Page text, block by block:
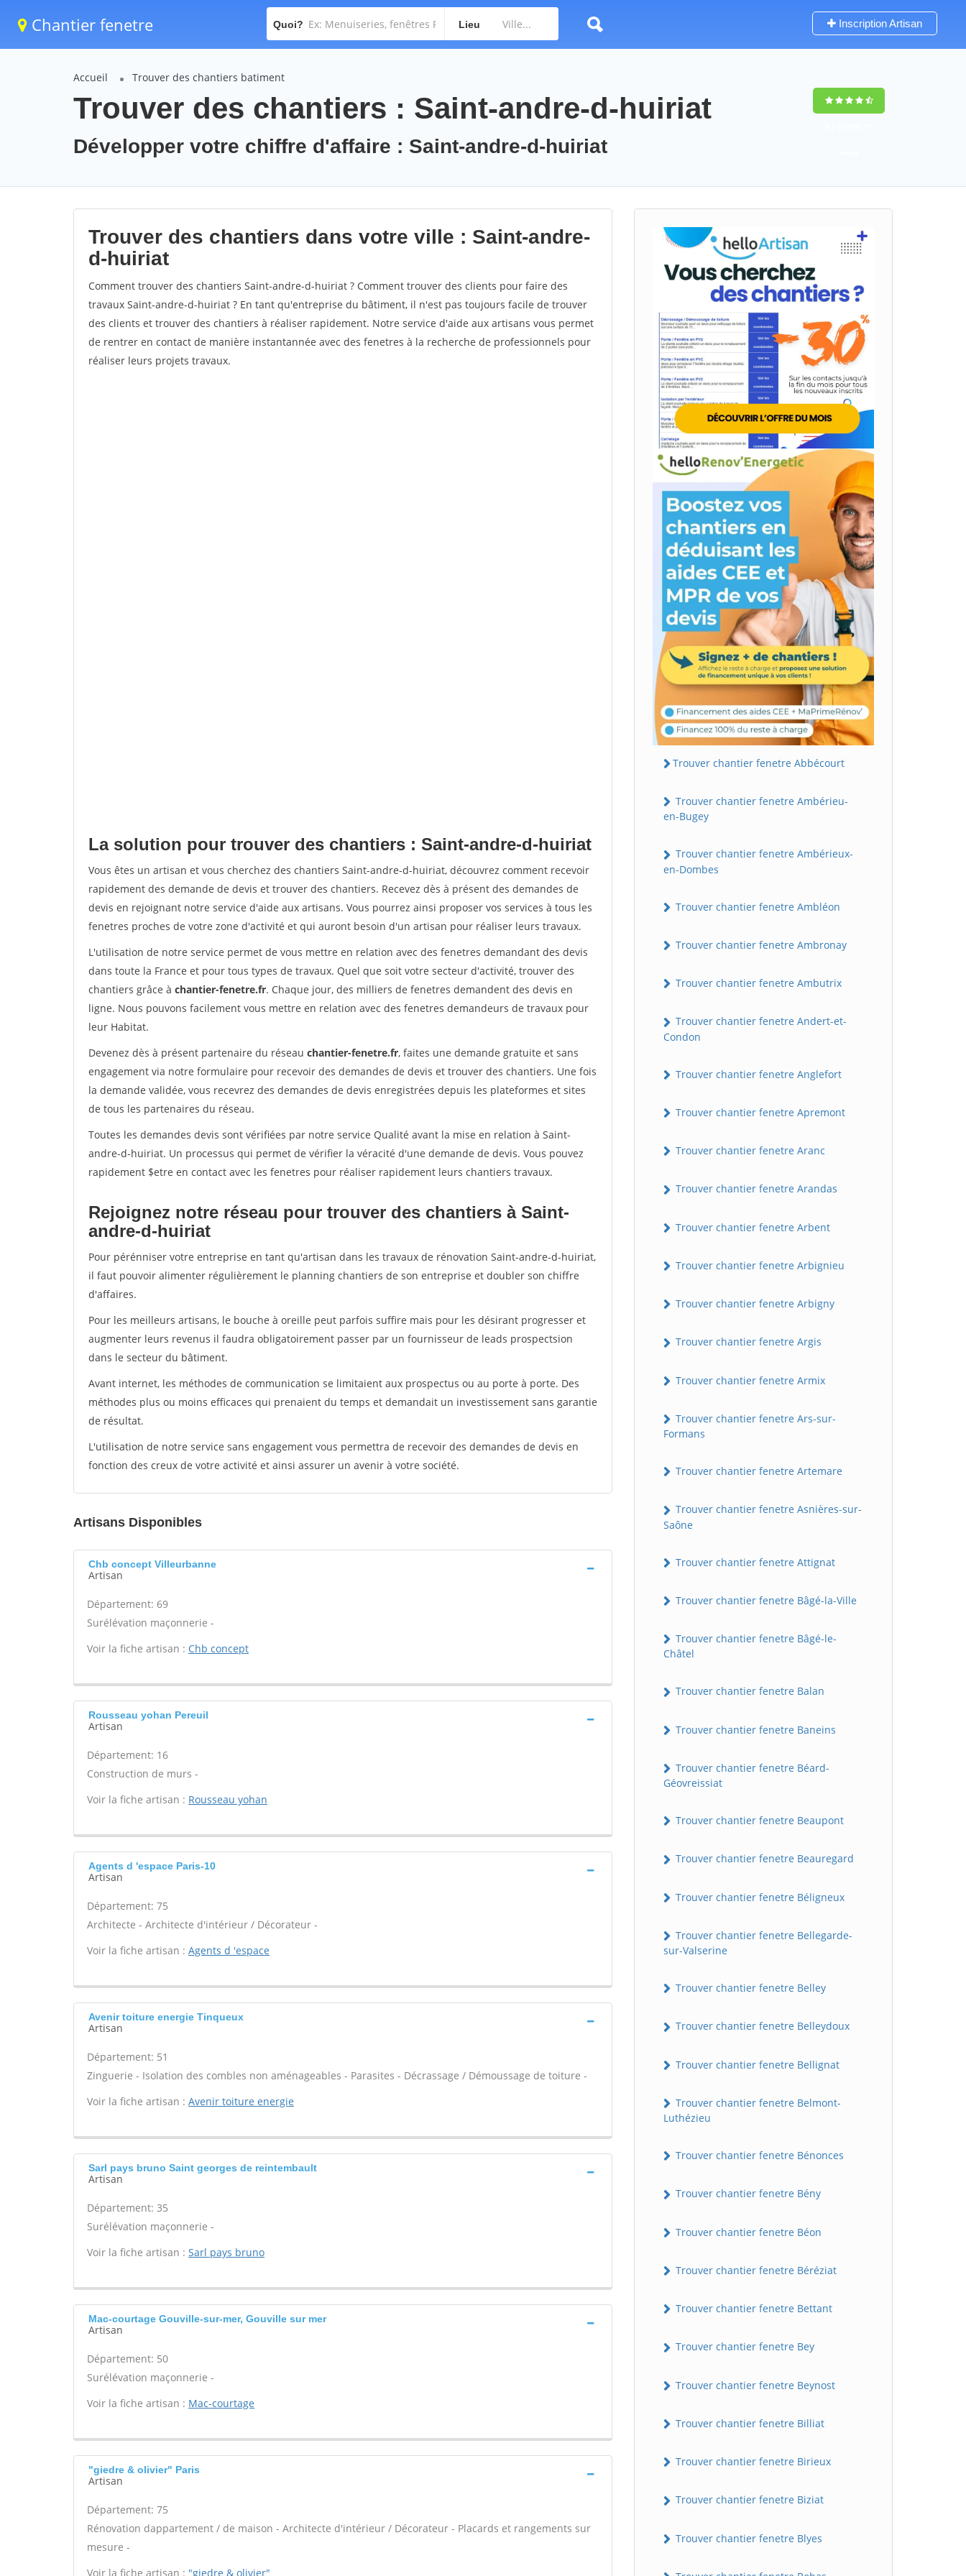
Chantier fenetre Quoi? Lieu Inscription Artisan
Accueil Trouver des chantiers batiment
Trouver des chantiers : Saint-andre-d-huiriat
Développer votre chiffre d'affaire : Saint-andre-d-huiriat
Trouver des chantiers dans votre ville : Saint-andre-
d-huiriat
Comment trouver des chantiers Saint-andre-d-huiriat ? Comment trouver des clients pour faire des
travaux Saint-andre-d-huiriat ? En tant qu'entreprise du bâtiment, il n'est pas toujours facile de trouver
des clients et trouver des chantiers à réaliser rapidement. Notre service d'aide aux artisans vous permet
de rentrer en contact de manière instantannée avec des fenetres à la recherche de professionnels pour
réaliser leurs projets travaux.
La solution pour trouver des chantiers : Saint-andre-d-huiriat
Vous êtes un artisan et vous cherchez des chantiers Saint-andre-d-huiriat, découvrez comment recevoir
rapidement des demande de devis et trouver des chantiers. Recevez dès à présent des demandes de
devis en rejoignant notre service d'aide aux artisans. Vous pourrez ainsi proposer vos services à tous les
fenetres proches de votre zone d'activité et qui auront besoin d'un artisan pour réaliser leurs travaux.
L'utilisation de notre service permet de vous mettre en relation avec des fenetres demandant des devis
dans toute la France et pour tous types de travaux. Quel que soit votre secteur d'activité, trouver des
chantiers grâce à chantier-fenetre.fr. Chaque jour, des milliers de fenetres demandent des devis en
ligne. Nous pouvons facilement vous mettre en relation avec des fenetres demandeurs de travaux pour
leur Habitat.
Devenez dès à présent partenaire du réseau chantier-fenetre.fr, faites une demande gratuite et sans
engagement via notre formulaire pour recevoir des demandes de devis et trouver des chantiers. Une fois
la demande validée, vous recevrez des demandes de devis enregistrées depuis les plateformes et sites
de tous les partenaires du réseau.
Toutes les demandes devis sont vérifiées par notre service Qualité avant la mise en relation à Saint-
andre-d-huiriat. Un processus qui permet de vérifier la véracité d'une demande de devis. Vous pouvez
rapidement $etre en contact avec les fenetres pour réaliser rapidement leurs chantiers travaux.
Rejoignez notre réseau pour trouver des chantiers à Saint-
andre-d-huiriat
Pour pérénniser votre entreprise en tant qu'artisan dans les travaux de rénovation Saint-andre-d-huiriat,
il faut pouvoir alimenter régulièrement le planning chantiers de son entreprise et doubler son chiffre
d'affaires.
Pour les meilleurs artisans, le bouche à oreille peut parfois suffire mais pour les désirant progresser et
augmenter leurs revenus il faudra obligatoirement passer par un fournisseur de leads prospectsion
dans le secteur du bâtiment.
Avant internet, les méthodes de communication se limitaient aux prospectus ou au porte à porte. Des
méthodes plus ou moins efficaces qui prenaient du temps et demandait un investissement sans garantie
de résultat.
L'utilisation de notre service sans engagement vous permettra de recevoir des demandes de devis en
fonction des creux de votre activité et ainsi assurer un avenir à votre société.
Artisans Disponibles
Chb concept Villeurbanne
Artisan
Département: 69
Surélévation maçonnerie -
Voir la fiche artisan : Chb concept
Rousseau yohan Pereuil
Artisan
Département: 16
Construction de murs -
Voir la fiche artisan : Rousseau yohan
Agents d 'espace Paris-10
Artisan
Département: 75
Architecte - Architecte d'intérieur / Décorateur -
Voir la fiche artisan : Agents d 'espace
Avenir toiture energie Tinqueux
Artisan
Département: 51
Zinguerie - Isolation des combles non aménageables - Parasites - Décrassage / Démoussage de toiture -
Voir la fiche artisan : Avenir toiture energie
Sarl pays bruno Saint georges de reintembault
Artisan
Département: 35
Surélévation maçonnerie -
Voir la fiche artisan : Sarl pays bruno
Mac-courtage Gouville-sur-mer, Gouville sur mer
Artisan
Département: 50
Surélévation maçonnerie -
Voir la fiche artisan : Mac-courtage
"giedre & olivier" Paris
Artisan
Département: 75
Rénovation dappartement / de maison - Architecte d'intérieur / Décorateur - Placards et rangements sur
mesure -
Voir la fiche artisan : "giedre & olivier"
Trouver chantier fenetre Abbécourt
Trouver chantier fenetre Ambérieu-
en-Bugey
Trouver chantier fenetre Ambérieux-
en-Dombes
Trouver chantier fenetre Ambléon
Trouver chantier fenetre Ambronay
Trouver chantier fenetre Ambutrix
Trouver chantier fenetre Andert-et-
Condon
Trouver chantier fenetre Anglefort
Trouver chantier fenetre Apremont
Trouver chantier fenetre Aranc
Trouver chantier fenetre Arandas
Trouver chantier fenetre Arbent
Trouver chantier fenetre Arbignieu
Trouver chantier fenetre Arbigny
Trouver chantier fenetre Argis
Trouver chantier fenetre Armix
Trouver chantier fenetre Ars-sur-
Formans
Trouver chantier fenetre Artemare
Trouver chantier fenetre Asnières-sur-
Saône
Trouver chantier fenetre Attignat
Trouver chantier fenetre Bâgé-la-Ville
Trouver chantier fenetre Bâgé-le-
Châtel
Trouver chantier fenetre Balan
Trouver chantier fenetre Baneins
Trouver chantier fenetre Béard-
Géovreissiat
Trouver chantier fenetre Beaupont
Trouver chantier fenetre Beauregard
Trouver chantier fenetre Béligneux
Trouver chantier fenetre Bellegarde-
sur-Valserine
Trouver chantier fenetre Belley
Trouver chantier fenetre Belleydoux
Trouver chantier fenetre Bellignat
Trouver chantier fenetre Belmont-
Luthézieu
Trouver chantier fenetre Bénonces
Trouver chantier fenetre Bény
Trouver chantier fenetre Béon
Trouver chantier fenetre Béréziat
Trouver chantier fenetre Bettant
Trouver chantier fenetre Bey
Trouver chantier fenetre Beynost
Trouver chantier fenetre Billiat
Trouver chantier fenetre Birieux
Trouver chantier fenetre Biziat
Trouver chantier fenetre Blyes